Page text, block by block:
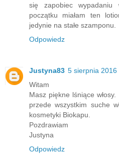
się zapobiec
początku miałam ten
jedynie na stałe szamponu.
Odpowiedz
Justyna83 5 sierpnia 2016
Witam
Masz piękne lśniące
przede wszystkim suche
kosmetyki Biokapu.
Pozdrawiam
Justyna
Odpowiedz